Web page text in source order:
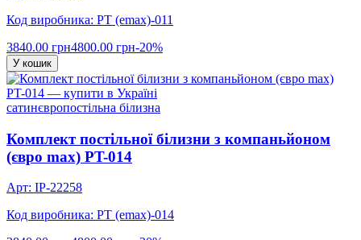
Код виробника: PT (emax)-011
3840.00 грн4800.00 грн-20%
У кошик
сатинєвропостільна білизна
Комплект постільної білизни з компаньйоном
(євро max) PT-014
Арт: IP-22258
Код виробника: PT (emax)-014